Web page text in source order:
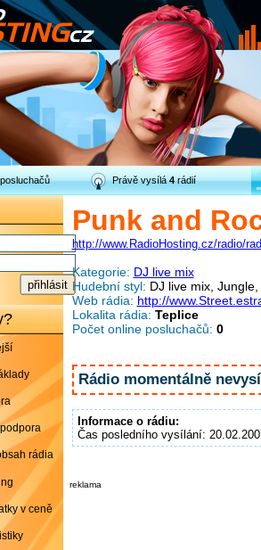
Právě vysílá4rádií
rádia
v ceně
Punk and
http://www.RadioHosting.cz/radio/
Kategorie: DJ live mix
Hudební styl: DJ live mix,
Web rádia: http://
Lokalita rádia: Teplice
Počet online posluchačů: 0
Rádio momentálně
Informace o rádiu:
Čas posledního vysílání:
reklama